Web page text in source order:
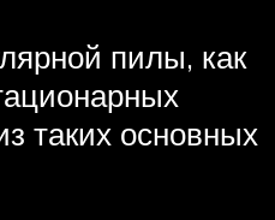
пилы, как
таких основных